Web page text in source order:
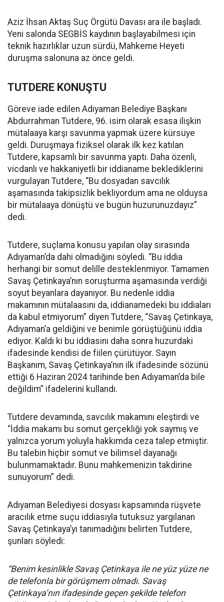
Aziz İhsan Aktaş Suç Örgütü Davası ara ile başladı.
Yeni salonda SEGBİS kaydının başlayabilmesi için
teknik hazırlıklar uzun sürdü, Mahkeme Heyeti
duruşma salonuna az önce geldi.
TUTDERE KONUŞTU
Göreve iade edilen Adıyaman Belediye Başkanı
Abdurrahman Tutdere, 96. isim olarak esasa ilişkin
mütalaaya karşı savunma yapmak üzere kürsüye
geldi. Duruşmaya fiziksel olarak ilk kez katılan
Tutdere, kapsamlı bir savunma yaptı. Daha özenli,
vicdanlı ve hakkaniyetli bir iddianame beklediklerini
vurgulayan Tutdere, “Bu dosyadan savcılık
aşamasında takipsizlik bekliyordum ama ne olduysa
bir mütalaaya dönüştü ve bugün huzurunuzdayız”
dedi.
Tutdere, suçlama konusu yapılan olay sırasında
Adıyaman’da dahi olmadığını söyledi. “Bu iddia
herhangi bir somut delille desteklenmiyor. Tamamen
Savaş Çetinkaya’nın soruşturma aşamasında verdiği
soyut beyanlara dayanıyor. Bu nedenle iddia
makamının mütalaasını da, iddianamedeki bu iddiaları
da kabul etmiyorum” diyen Tutdere, “Savaş Çetinkaya,
Adıyaman’a geldiğini ve benimle görüştüğünü iddia
ediyor. Kaldı ki bu iddiasını daha sonra huzurdaki
ifadesinde kendisi de fiilen çürütüyor. Sayın
Başkanım, Savaş Çetinkaya’nın ilk ifadesinde sözünü
ettiği 6 Haziran 2024 tarihinde ben Adıyaman’da bile
değildim” ifadelerini kullandı.
Tutdere devamında, savcılık makamını eleştirdi ve
“İddia makamı bu somut gerçekliği yok saymış ve
yalnızca yorum yoluyla hakkımda ceza talep etmiştir.
Bu talebin hiçbir somut ve bilimsel dayanağı
bulunmamaktadır. Bunu mahkemenizin takdirine
sunuyorum” dedi.
Adıyaman Belediyesi dosyası kapsamında rüşvete
aracılık etme suçu iddiasıyla tutuksuz yargılanan
Savaş Çetinkaya’yı tanımadığını belirten Tutdere,
şunları söyledi:
“Benim kesinlikle Savaş Çetinkaya ile ne yüz yüze ne
de telefonla bir görüşmem olmadı. Savaş
Çetinkaya’nın ifadesinde geçen şekilde telefon